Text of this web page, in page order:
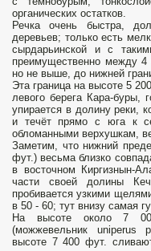
органических остатков.
Речка очень быстра,
деревьев; только есть
сырдарьинской и с
преимущественно между
но не выше, до нижней
Эта граница на высоте 5
левого берега Кара-буры,
упирается в долину реки,
и течёт прямо с юга к
обломанными верхушкам,
Заметим, что нижний
фут.) весьма близко
в восточном Киргизнын-
части своей долины
пробивается узкими
в 50 - 60; тут внизу самая
На высоте около 7
(можжевельник uniperus
высоте 7 400 фут.